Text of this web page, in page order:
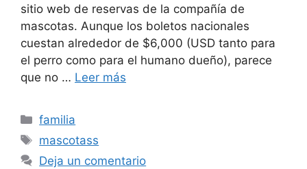
sitio web de reservas de la compañía de
mascotas. Aunque los boletos nacionales
cuestan alrededor de $6,000 (USD tanto para
el perro como para el humano dueño), parece
que no … Leer más
Categorías
familia
Etiquetas
mascotass
Deja un comentario